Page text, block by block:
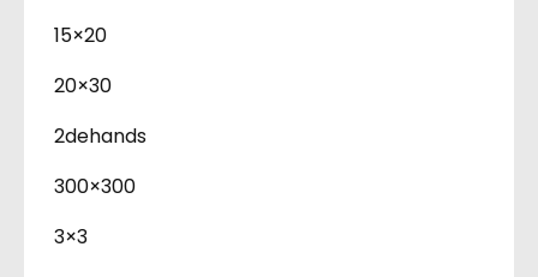
15×20
20×30
2dehands
300×300
3×3